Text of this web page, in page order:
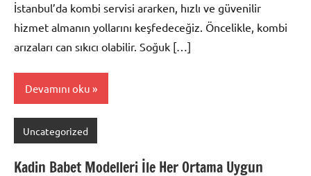
İstanbul’da kombi servisi ararken, hızlı ve güvenilir
hizmet almanın yollarını keşfedeceğiz. Öncelikle, kombi
arızaları can sıkıcı olabilir. Soğuk […]
Devamını oku
Uncategorized
Kadin Babet Modelleri İle Her Ortama Uygun